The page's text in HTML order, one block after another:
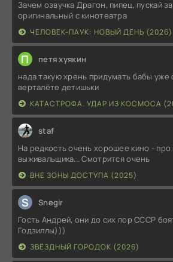
Зачем озвучка Драгон, пипец, пускай
оригинальный с кинотеатра
ЧЕЛОВЕК-ПАУК: НОВЫЙ ДЕНЬ (2026)
П петя хуякин
нада такую хрень придумать бабы уже
верталёте детишьки
КАТАСТРОФА. УДАР ИЗ КОСМОСА
staf
На редкость очень хорошее кино -
выживальщика... Смотрится очень
ВНЕ ЗОНЫ ДОСТУПА (2025)
S Snegir
Гость Андрей, они до сих пор СССР
Годзиллы)))
ЗВЁЗДНЫЙ ГОРОДОК (2026)